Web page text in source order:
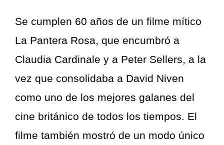
Se cumplen 60 años de un filme mítico
La Pantera Rosa, que encumbró a
Claudia Cardinale y a Peter Sellers, a la
vez que consolidaba a David Niven
como uno de los mejores galanes del
cine británico de todos los tiempos. El
filme también mostró de un modo único